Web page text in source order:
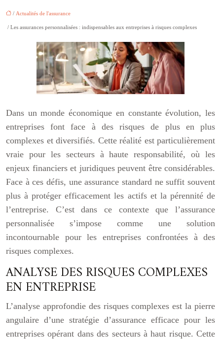
/ Actualités de l'assurance
/ Les assurances personnalisées : indispensables aux entreprises à risques complexes
Dans un monde économique en constante évolution, les
entreprises font face à des risques de plus en plus
complexes et diversifiés. Cette réalité est particulièrement
vraie pour les secteurs à haute responsabilité, où les
enjeux financiers et juridiques peuvent être considérables.
Face à ces défis, une assurance standard ne suffit souvent
plus à protéger efficacement les actifs et la pérennité de
l’entreprise. C’est dans ce contexte que l’assurance
personnalisée s’impose comme une solution
incontournable pour les entreprises confrontées à des
risques complexes.
ANALYSE DES RISQUES COMPLEXES
EN ENTREPRISE
L’analyse approfondie des risques complexes est la pierre
angulaire d’une stratégie d’assurance efficace pour les
entreprises opérant dans des secteurs à haut risque. Cette